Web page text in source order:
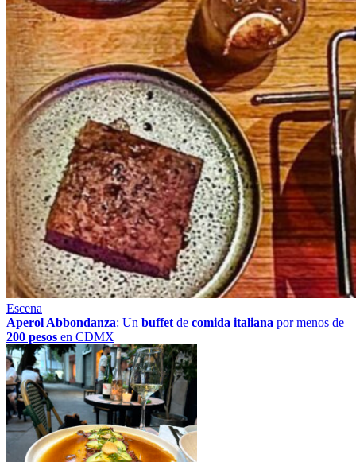
Escena
Aperol Abbondanza: Un buffet de comida italiana por menos de
200 pesos en CDMX